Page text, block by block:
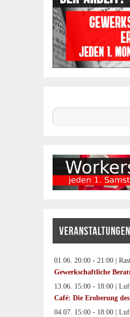
VERANSTALTUNGEN
01.06. 20:00 - 21:00 |
Gewerkschaftliche
13.06. 15:00 - 18:00 |
Café: Die Eroberung
04.07. 15:00 - 18:00 |